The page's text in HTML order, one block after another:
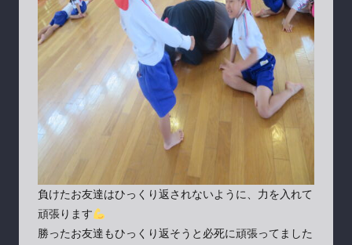
負けたお友達はひっくり返されないように、力を入れて
頑張ります
勝ったお友達もひっくり返そうと必死に頑張ってました